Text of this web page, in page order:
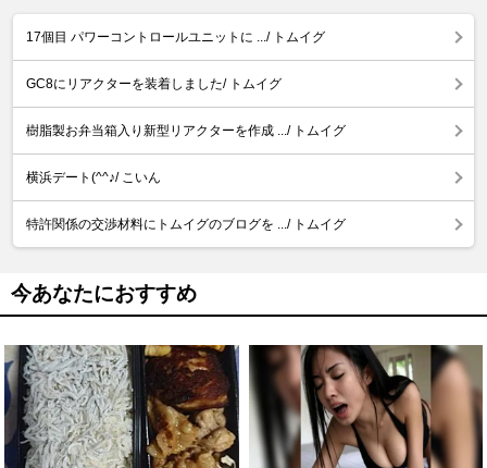
17個目 パワーコントロールユニットに .../ トムイグ
GC8にリアクターを装着しました/ トムイグ
樹脂製お弁当箱入り新型リアクターを作成 .../ トムイグ
横浜デート(^^♪/ こいん
特許関係の交渉材料にトムイグのブログを .../ トムイグ
今あなたにおすすめ